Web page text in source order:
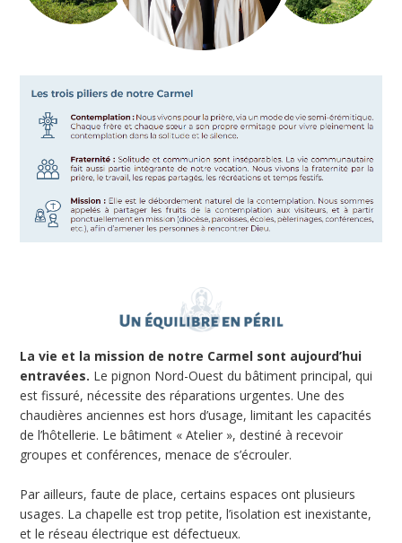
La vie et la mission de notre Carmel sont aujourd’hui
entravées. Le pignon Nord-Ouest du bâtiment principal, qui
est fissuré, nécessite des réparations urgentes. Une des
chaudières anciennes est hors d’usage, limitant les capacités
de l’hôtellerie. Le bâtiment « Atelier », destiné à recevoir
groupes et conférences, menace de s’écrouler.
Par ailleurs, faute de place, certains espaces ont plusieurs
usages. La chapelle est trop petite, l’isolation est inexistante,
et le réseau électrique est défectueux.